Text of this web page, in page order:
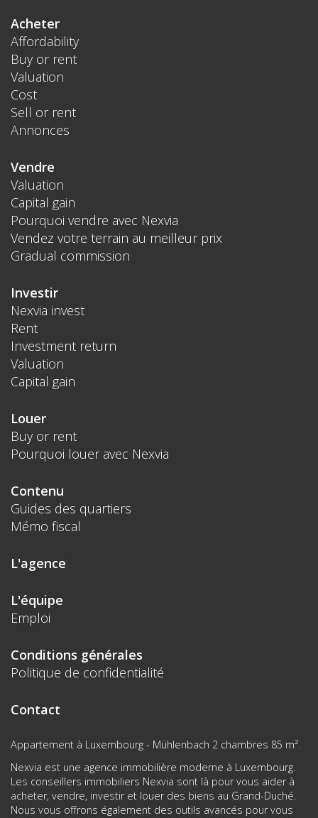
Acheter
Affordability
Buy or rent
Valuation
Cost
Sell or rent
Annonces
Vendre
Valuation
Capital gain
Pourquoi vendre avec Nexvia
Vendez votre terrain au meilleur prix
Gradual commission
Investir
Nexvia invest
Rent
Investment return
Valuation
Capital gain
Louer
Buy or rent
Pourquoi louer avec Nexvia
Contenu
Guides des quartiers
Mémo fiscal
L'agence
L'équipe
Emploi
Conditions générales
Politique de confidentialité
Contact
Appartement à Luxembourg - Mühlenbach 2 chambres 85 m².
Nexvia est une agence immobilière moderne à Luxembourg.
Les conseillers immobiliers Nexvia sont là pour vous aider à
acheter, vendre, investir et louer des biens au Grand-Duché.
Nous vous offrons également des outils avancés pour vous